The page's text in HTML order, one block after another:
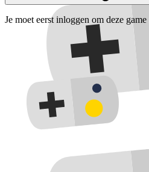
Je moet eerst inloggen om deze